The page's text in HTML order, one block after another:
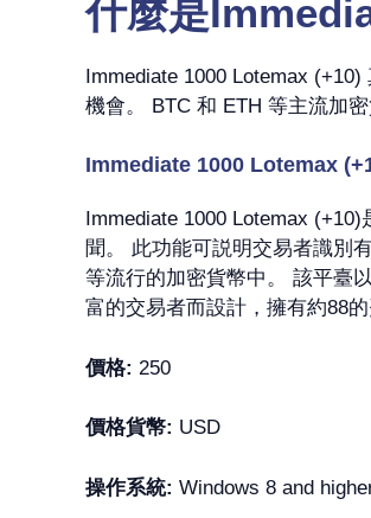
什麼是
Immediate 1000 Lotemax
機會。 BTC 和 ETH 等主流加
Immediate 1000 Lotemax
Immediate 1000 Lotemax
聞。 此功能可説明交易者識別
等流行的加密貨幣中。 該平臺
富的交易者而設計，擁有約88的
價格: 250
價格貨幣: USD
操作系統: Windows 8 and